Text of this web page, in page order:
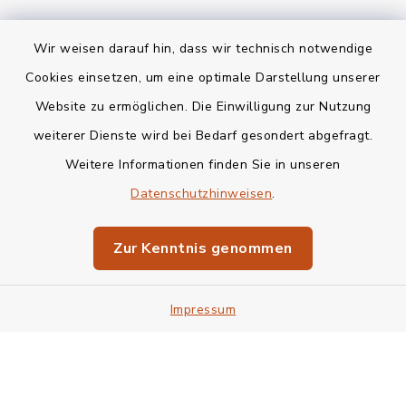
Wir weisen darauf hin, dass wir technisch notwendige
Cookies einsetzen, um eine optimale Darstellung unserer
Website zu ermöglichen. Die Einwilligung zur Nutzung
weiterer Dienste wird bei Bedarf gesondert abgefragt.
Weitere Informationen finden Sie in unseren
Datenschutzhinweisen.
Zur Kenntnis genommen
Impressum
Kontakt
Barrierefreiheit
Impressum
Sitemap